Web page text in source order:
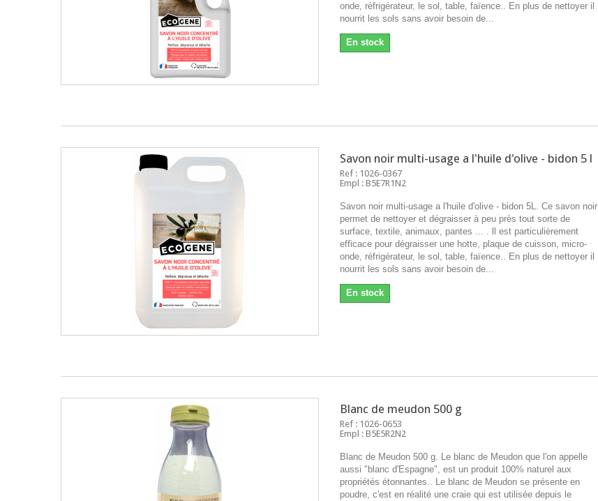
onde, réfrigérateur, le sol, table, faïence.. En plus de nettoyer il
nourrit les sols sans avoir besoin de...
En stock
Savon noir multi-usage a l'huile d'olive - bidon 5 l
Ref : 1026-0367
Empl : B5E7R1N2
Savon noir multi-usage a l'huile d'olive - bidon 5L. Ce savon noir
permet de nettoyer et dégraisser à peu près tout sorte de
surface, textile, animaux, pantes ... . ll est particulièrement
efficace pour dégraisser une hotte, plaque de cuisson, micro-
onde, réfrigérateur, le sol, table, faïence.. En plus de nettoyer il
nourrit les sols sans avoir besoin de...
En stock
Blanc de meudon 500 g
Ref : 1026-0653
Empl : B5E5R2N2
Blanc de Meudon 500 g. Le blanc de Meudon que l'on appelle
aussi "blanc d'Espagne", est un produit 100% naturel aux
propriétés étonnantes.. Le blanc de Meudon se présente en
poudre, c'est en réalité une craie qui est utilisée depuis le